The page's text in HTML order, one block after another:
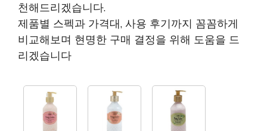
천해드리겠습니다.
제품별 스펙과 가격대, 사용 후기까지 꼼꼼하게
비교해보며 현명한 구매 결정을 위해 도움을 드
리겠습니다